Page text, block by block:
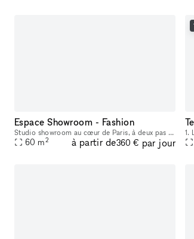
Espace Showroom - Fashion
Studio showroom au cœur de Paris, à deux pas du Marais, situé au 17 rue de Nice. Cet espace au charme typiquement parisien est idéal pour les showrooms, présentations de collections, pop-ups et événe
60 m2 à partir de360 € par jour